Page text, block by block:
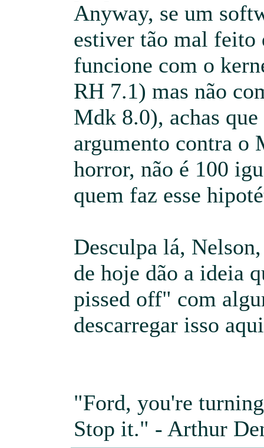
Anyway, se um
estiver tão mal feito
funcione com o
RH 7.1) mas não
Mdk 8.0), achas
argumento contra o
horror, não é 100
quem faz esse
Desculpa lá,
de hoje dão a ideia
pissed off" com
descarregar isso
"Ford, you're
Stop it." - Arthur